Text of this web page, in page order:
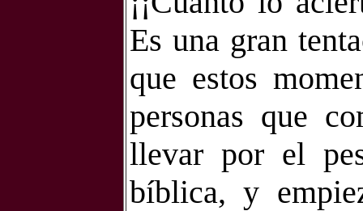
Es una gran
que estos
personas que
llevar por el
bíblica, y